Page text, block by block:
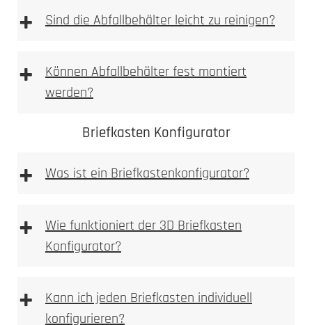
einbetoniert
2. Ausmessen
3. Bohren
3. Nische ausbrechen
4. Anlage einpassen
5. Bohren
Allgemeine Warnhinweise
+ Sind die Abfallbehälter leicht zu reinigen?
+
Können Abfallbehälter fest montiert
werden?
Briefkasten Konfigurator
+ Was ist ein Briefkastenkonfigurator?
+
Wie funktioniert der 3D Briefkasten
Konfigurator?
+
Kann ich jeden Briefkasten individuell
konfigurieren?